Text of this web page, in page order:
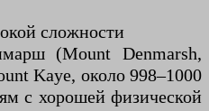
сложности
(Mount Denmarsh,
Kaye, около 998–1000
с хорошей физической